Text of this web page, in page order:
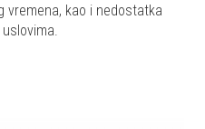
vremena, kao i nedostatka